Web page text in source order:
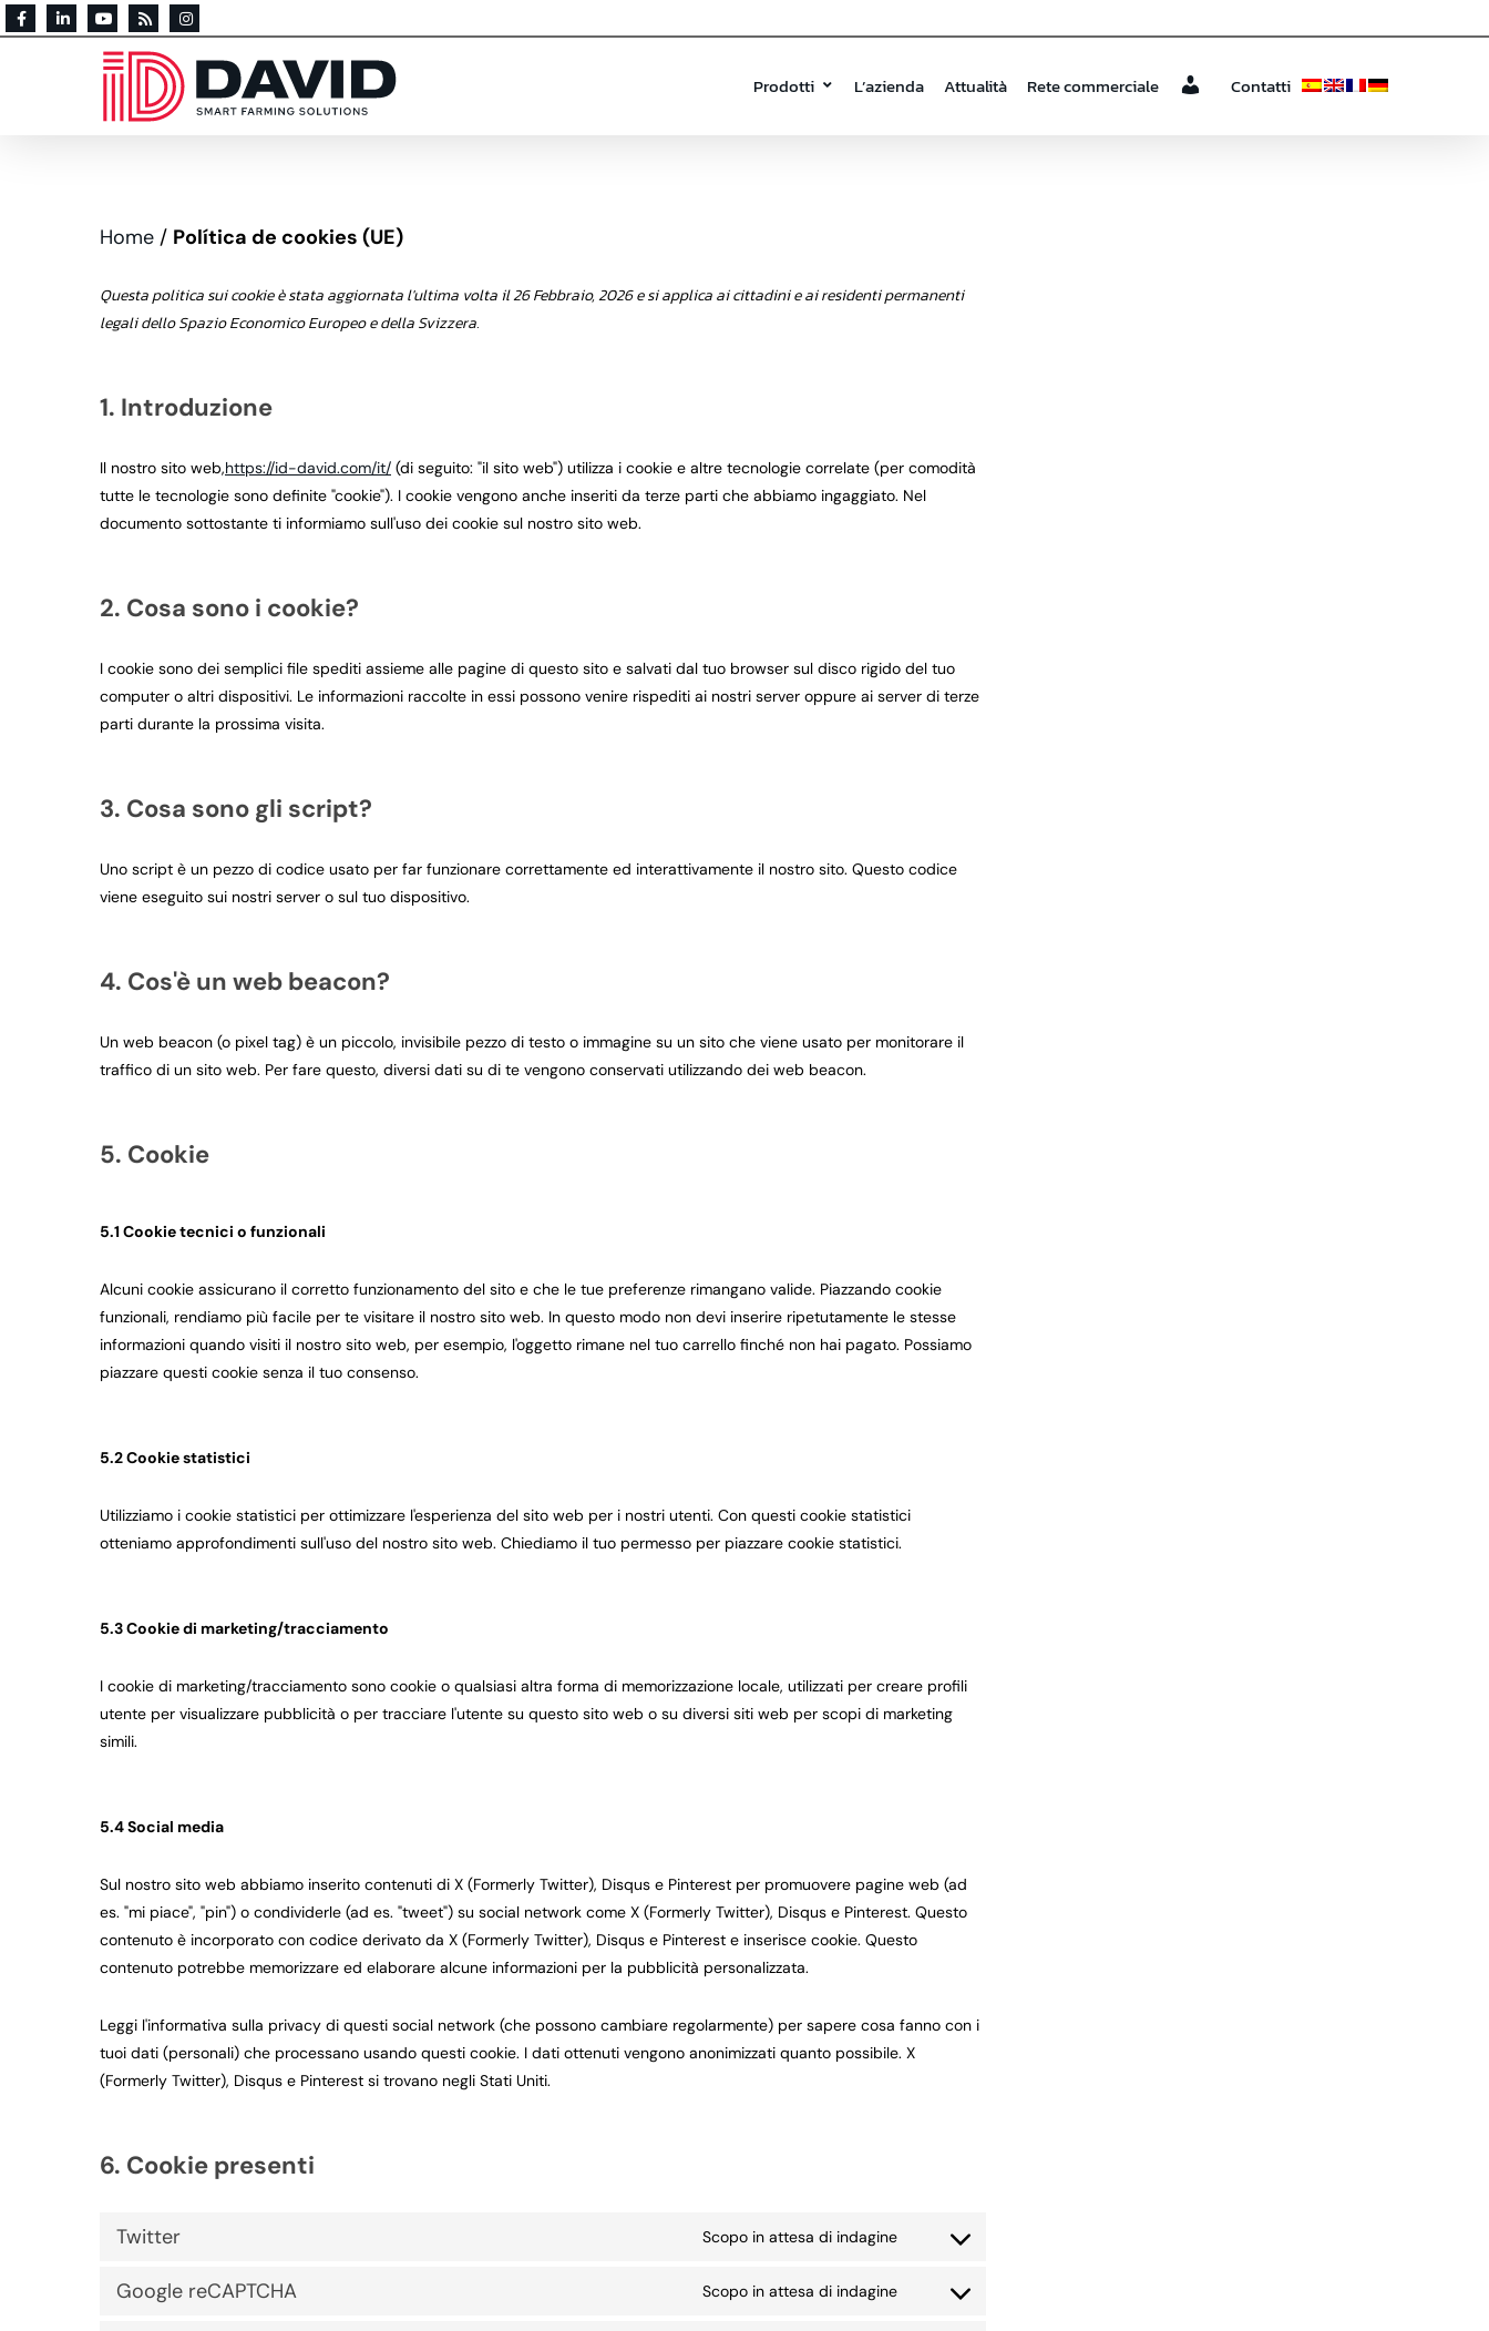
Prodotti L’azienda Attualità Rete commerciale Contatti
Home / Política de cookies (UE)
Questa politica sui cookie è stata aggiornata l'ultima volta il 26 Febbraio, 2026 e si applica ai cittadini e ai residenti permanenti
legali dello Spazio Economico Europeo e della Svizzera.
1. Introduzione
Il nostro sito web,https://id-david.com/it/ (di seguito: "il sito web") utilizza i cookie e altre tecnologie correlate (per comodità
tutte le tecnologie sono definite "cookie"). I cookie vengono anche inseriti da terze parti che abbiamo ingaggiato. Nel
documento sottostante ti informiamo sull'uso dei cookie sul nostro sito web.
2. Cosa sono i cookie?
I cookie sono dei semplici file spediti assieme alle pagine di questo sito e salvati dal tuo browser sul disco rigido del tuo
computer o altri dispositivi. Le informazioni raccolte in essi possono venire rispediti ai nostri server oppure ai server di terze
parti durante la prossima visita.
3. Cosa sono gli script?
Uno script è un pezzo di codice usato per far funzionare correttamente ed interattivamente il nostro sito. Questo codice
viene eseguito sui nostri server o sul tuo dispositivo.
4. Cos'è un web beacon?
Un web beacon (o pixel tag) è un piccolo, invisibile pezzo di testo o immagine su un sito che viene usato per monitorare il
traffico di un sito web. Per fare questo, diversi dati su di te vengono conservati utilizzando dei web beacon.
5. Cookie
5.1 Cookie tecnici o funzionali
Alcuni cookie assicurano il corretto funzionamento del sito e che le tue preferenze rimangano valide. Piazzando cookie
funzionali, rendiamo più facile per te visitare il nostro sito web. In questo modo non devi inserire ripetutamente le stesse
informazioni quando visiti il nostro sito web, per esempio, l'oggetto rimane nel tuo carrello finché non hai pagato. Possiamo
piazzare questi cookie senza il tuo consenso.
5.2 Cookie statistici
Utilizziamo i cookie statistici per ottimizzare l'esperienza del sito web per i nostri utenti. Con questi cookie statistici
otteniamo approfondimenti sull'uso del nostro sito web. Chiediamo il tuo permesso per piazzare cookie statistici.
5.3 Cookie di marketing/tracciamento
I cookie di marketing/tracciamento sono cookie o qualsiasi altra forma di memorizzazione locale, utilizzati per creare profili
utente per visualizzare pubblicità o per tracciare l'utente su questo sito web o su diversi siti web per scopi di marketing
simili.
5.4 Social media
Sul nostro sito web abbiamo inserito contenuti di X (Formerly Twitter), Disqus e Pinterest per promuovere pagine web (ad
es. "mi piace", "pin") o condividerle (ad es. "tweet") su social network come X (Formerly Twitter), Disqus e Pinterest. Questo
contenuto è incorporato con codice derivato da X (Formerly Twitter), Disqus e Pinterest e inserisce cookie. Questo
contenuto potrebbe memorizzare ed elaborare alcune informazioni per la pubblicità personalizzata.
Leggi l'informativa sulla privacy di questi social network (che possono cambiare regolarmente) per sapere cosa fanno con i
tuoi dati (personali) che processano usando questi cookie. I dati ottenuti vengono anonimizzati quanto possibile. X
(Formerly Twitter), Disqus e Pinterest si trovano negli Stati Uniti.
6. Cookie presenti
Twitter Scopo in attesa di indagine
Consent
service
Google reCAPTCHA Scopo in attesa di indagine
Consent